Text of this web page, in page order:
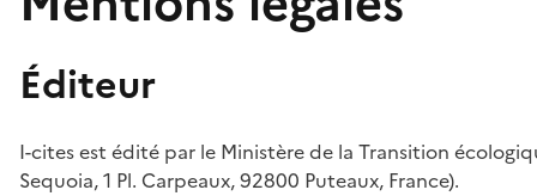
Éditeur
I-cites est édité par le Ministère de la Transition
Sequoia, 1 Pl. Carpeaux, 92800 Puteaux, France).